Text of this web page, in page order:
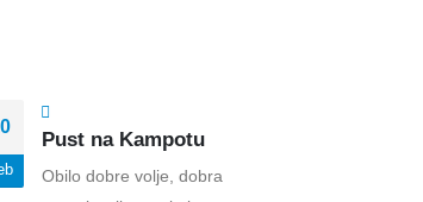
Pust na Kampotu
Obilo dobre volje, dobra